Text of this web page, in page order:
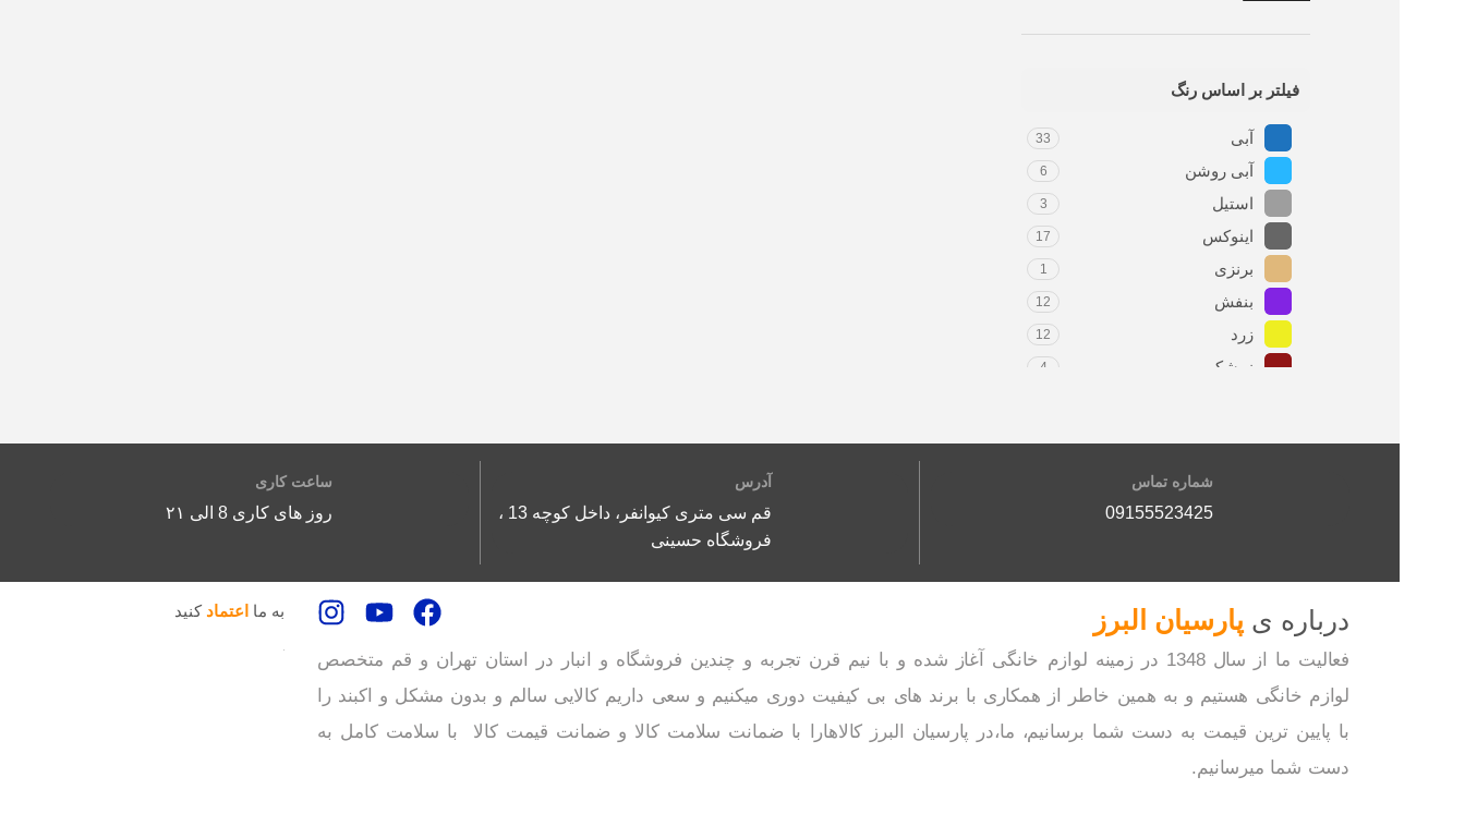
فیلتر بر اساس رنگ
آبی 33
آبی روشن 6
استیل 3
اینوکس 17
برنزی 1
بنفش 12
زرد 12
زرشکی 4
قهوه ای
مسی
مشکی 112
نارنجی
نقره ای
شماره تماس
09155523425
آدرس
قم سی متری کیوانفر، داخل کوچه 13 ،
فروشگاه حسینی
ساعت کاری
روز های کاری 8 الی ۲۱
درباره ی پارسیان البرز
فعالیت ما از سال 1348 در زمینه لوازم خانگی آغاز شده و با نیم قرن تجربه و چندین فروشگاه و انبار در استان تهران و قم متخصص
لوازم خانگی هستیم و به همین خاطر از همکاری با برند های بی کیفیت دوری میکنیم و سعی داریم کالایی سالم و بدون مشکل و اکبند را
با پایین ترین قیمت به دست شما برسانیم، ما،در پارسیان البرز کالاهارا با ضمانت سلامت کالا و ضمانت قیمت کالا با سلامت کامل به
دست شما میرسانیم.
به ما اعتماد کنید